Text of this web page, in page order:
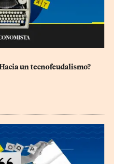
un tecnofeudalismo?